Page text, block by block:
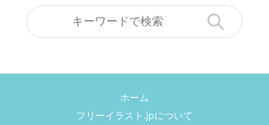
ホーム
フリーイラスト.jpについて